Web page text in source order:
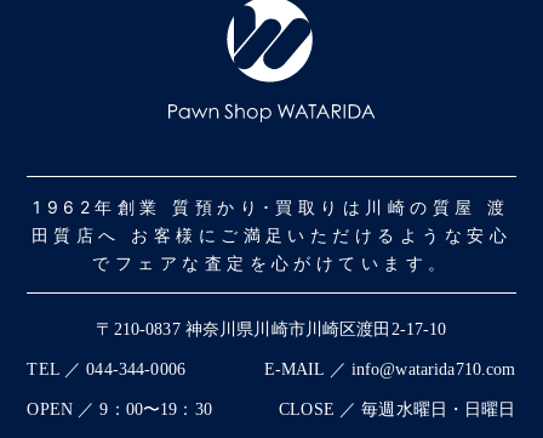
1962年創業 質預かり･買取りは川崎の質屋 渡
田質店へ お客様にご満足いただけるような安心
でフェアな査定を心がけています。
〒210-0837 神奈川県川崎市川崎区渡田2-17-10
TEL ／ 044-344-0006 E-MAIL ／ info@watarida710.com
OPEN ／ 9：00〜19：30 CLOSE ／ 毎週水曜日・日曜日